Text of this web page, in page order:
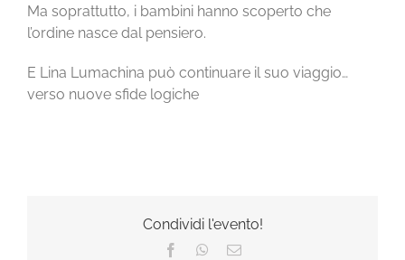
Ma soprattutto, i bambini hanno scoperto che
l’ordine nasce dal pensiero.
E Lina Lumachina può continuare il suo viaggio…
verso nuove sfide logiche
Condividi l'evento!
FacebookWhatsApp
Email